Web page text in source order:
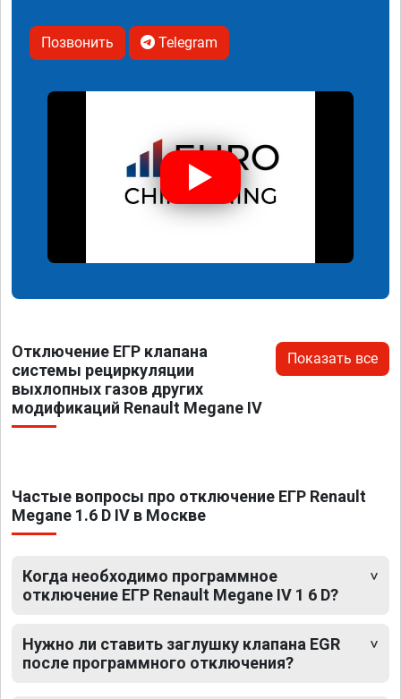
Позвонить Telegram
Отключение ЕГР клапана
системы рециркуляции
выхлопных газов других
модификаций Renault Megane IV
Показать все
Частые вопросы про отключение ЕГР Renault
Megane 1.6 D IV в Москве
Когда необходимо программное
отключение ЕГР Renault Megane IV 1 6 D?
Нужно ли ставить заглушку клапана EGR
после программного отключения?